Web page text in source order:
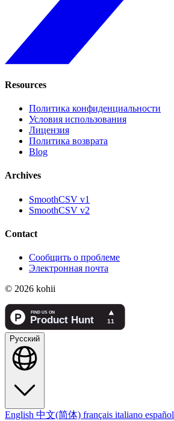
Resources
Политика конфиденциальности
Условия использования
Лицензия
Политика возврата
Blog
Archives
SmoothCSV v1
SmoothCSV v2
Contact
Сообщить о проблеме
Электронная почта
© 2026 kohii
Русский
English 中文(简体) français italiano español